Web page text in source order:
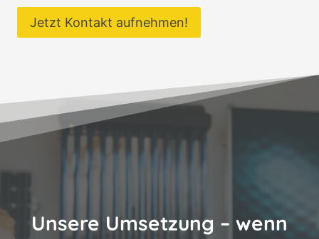
Jetzt Kontakt aufnehmen!
Unsere Umsetzung – wenn